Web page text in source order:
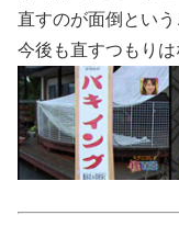
直すのが面倒という
今後も直すつもりは